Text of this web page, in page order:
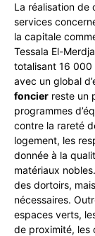
La réalisation de
services
la capitale
Tessala El-
totalisant 16 000
avec un global
foncier reste un
programmes
contre la rareté
logement, les
donnée à la
matériaux
des dortoirs,
nécessaires.
espaces verts,
de proximité, les